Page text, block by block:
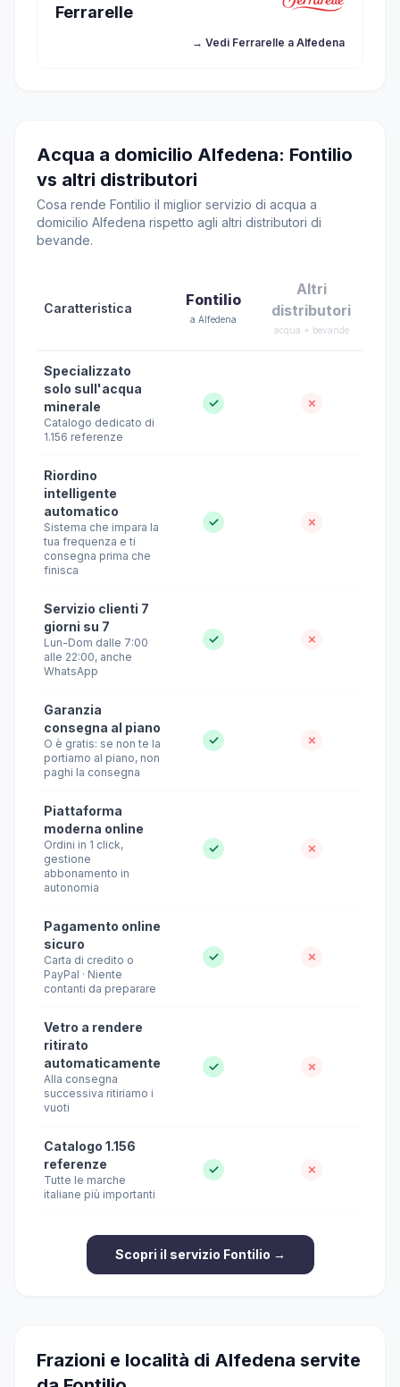
Ferrarelle
→ Vedi Ferrarelle a Alfedena
Acqua a domicilio Alfedena: Fontilio
vs altri distributori
Cosa rende Fontilio il miglior servizio di acqua a
domicilio Alfedena rispetto agli altri distributori di
bevande.
Caratteristica Fontilio
a Alfedena
Altri
distributori
acqua + bevande
Specializzato
solo sull'acqua
minerale
Catalogo dedicato di
1.156 referenze
✓ ✗
Riordino
intelligente
automatico
Sistema che impara la
tua frequenza e ti
consegna prima che
finisca
✓ ✗
Servizio clienti 7
giorni su 7
Lun-Dom dalle 7:00
alle 22:00, anche
WhatsApp
✓ ✗
Garanzia
consegna al piano
O è gratis: se non te la
portiamo al piano, non
paghi la consegna
✓ ✗
Piattaforma
moderna online
Ordini in 1 click,
gestione
abbonamento in
autonomia
✓ ✗
Pagamento online
sicuro
Carta di credito o
PayPal · Niente
contanti da preparare
✓ ✗
Vetro a rendere
ritirato
automaticamente
Alla consegna
successiva ritiriamo i
vuoti
✓ ✗
Catalogo 1.156
referenze
Tutte le marche
italiane più importanti
✓ ✗
Scopri il servizio Fontilio →
Frazioni e località di Alfedena servite